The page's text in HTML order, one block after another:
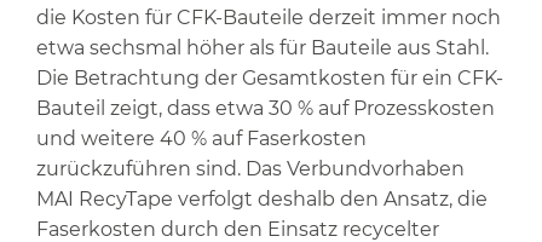
die Kosten für CFK-Bauteile derzeit immer noch
etwa sechsmal höher als für Bauteile aus Stahl.
Die Betrachtung der Gesamtkosten für ein CFK-
Bauteil zeigt, dass etwa 30 % auf Prozesskosten
und weitere 40 % auf Faserkosten
zurückzuführen sind. Das Verbundvorhaben
MAI RecyTape verfolgt deshalb den Ansatz, die
Faserkosten durch den Einsatz recycelter